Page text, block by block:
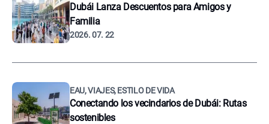
Dubái Lanza Descuentos para Amigos y
Familia
2026. 07. 22
EAU, VIAJES, ESTILO DE VIDA
Conectando los vecindarios de Dubái: Rutas
sostenibles